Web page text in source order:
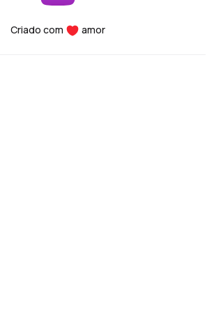
os serviços são facilmente
é muito conveniente, os
de configurar - desde a instalação
é a abertura da equipe para novas
exclusivamente nos últimos
ele é muito prático e confortável de
que eu dê acesso ao navegador aos
com eles nos mesmos perfis, o
é que, por algum motivo, o funcionário
Criado com amor